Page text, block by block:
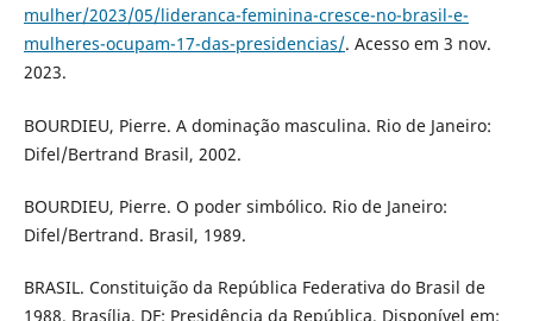
mulher/2023/05/lideranca-feminina-cresce-no-brasil-e-
mulheres-ocupam-17-das-presidencias/. Acesso em 3 nov.
2023.
BOURDIEU, Pierre. A dominação masculina. Rio de Janeiro:
Difel/Bertrand Brasil, 2002.
BOURDIEU, Pierre. O poder simbólico. Rio de Janeiro:
Difel/Bertrand. Brasil, 1989.
BRASIL. Constituição da República Federativa do Brasil de
1988. Brasília, DF: Presidência da República. Disponível em: